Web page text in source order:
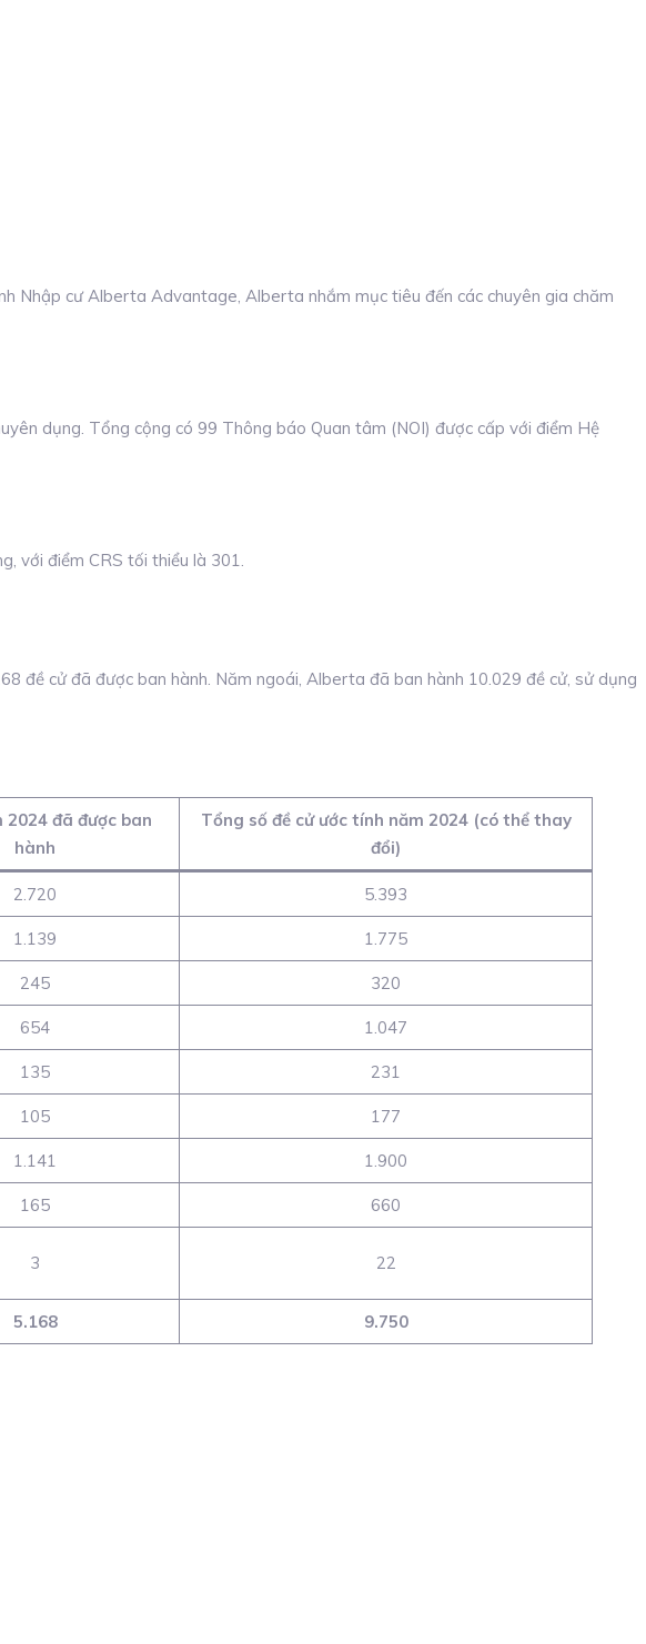
Nhập cư Alberta Advantage, Alberta nhắm mục tiêu đến các chuyên gia chăm
dụng. Tổng cộng có 99 Thông báo Quan tâm (NOI) được cấp với điểm Hệ
với điểm CRS tối thiểu là 301.
đề cử đã được ban hành. Năm ngoái, Alberta đã ban hành 10.029 đề cử, sử dụng
2024 đã được ban
hành
Tổng số đề cử ước tính năm 2024 (có thể thay
đổi)
2.720 5.393
1.139 1.775
245 320
654 1.047
135 231
105 177
1.141 1.900
165 660
3 22
5.168 9.750